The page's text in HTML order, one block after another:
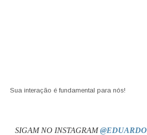
Sua interação é fundamental para nós!
SIGAM NO INSTAGRAM@EDUARDO